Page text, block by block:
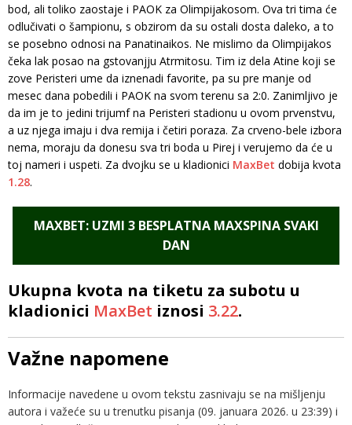
bod, ali toliko zaostaje i PAOK za Olimpijakosom. Ova tri tima će
odlučivati o šampionu, s obzirom da su ostali dosta daleko, a to
se posebno odnosi na Panatinaikos. Ne mislimo da Olimpijakos
čeka lak posao na gstovanjju Atrmitosu. Tim iz dela Atine koji se
zove Peristeri ume da iznenadi favorite, pa su pre manje od
mesec dana pobedili i PAOK na svom terenu sa 2:0. Zanimljivo je
da im je to jedini trijumf na Peristeri stadionu u ovom prvenstvu,
a uz njega imaju i dva remija i četiri poraza. Za crveno-bele izbora
nema, moraju da donesu sva tri boda u Pirej i verujemo da će u
toj nameri i uspeti. Za dvojku se u kladionici MaxBet dobija kvota
1.28.
MAXBET: UZMI 3 BESPLATNA MAXSPINA SVAKI
DAN
Ukupna kvota na tiketu za subotu u
kladionici MaxBet iznosi 3.22.
Važne napomene
Informacije navedene u ovom tekstu zasnivaju se na mišljenju
autora i važeće su u trenutku pisanja (09. januara 2026. u 23:39) i